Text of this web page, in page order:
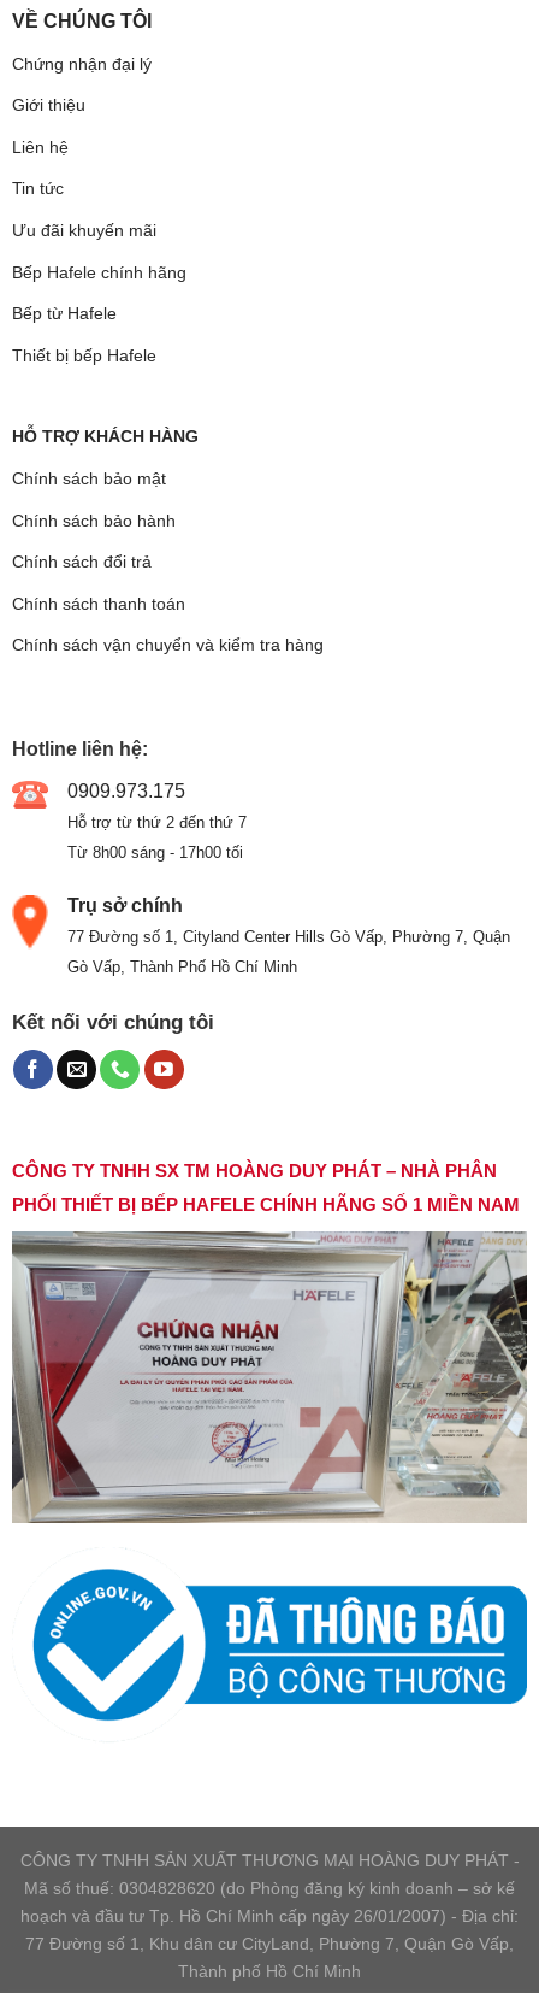
VỀ CHÚNG TÔI
Chứng nhận đại lý
Giới thiệu
Liên hệ
Tin tức
Ưu đãi khuyến mãi
Bếp Hafele chính hãng
Bếp từ Hafele
Thiết bị bếp Hafele
HỖ TRỢ KHÁCH HÀNG
Chính sách bảo mật
Chính sách bảo hành
Chính sách đổi trả
Chính sách thanh toán
Chính sách vận chuyển và kiểm tra hàng
Hotline liên hệ:
0909.973.175
Hỗ trợ từ thứ 2 đến thứ 7
Từ 8h00 sáng - 17h00 tối
Trụ sở chính
77 Đường số 1, Cityland Center Hills Gò Vấp, Phường 7, Quận
Gò Vấp, Thành Phố Hồ Chí Minh
Kết nối với chúng tôi
CÔNG TY TNHH SX TM HOÀNG DUY PHÁT – NHÀ PHÂN
PHỐI THIẾT BỊ BẾP HAFELE CHÍNH HÃNG SỐ 1 MIỀN NAM
CÔNG TY TNHH SẢN XUẤT THƯƠNG MẠI HOÀNG DUY PHÁT -
Mã số thuế: 0304828620 (do Phòng đăng ký kinh doanh – sở kế
hoạch và đầu tư Tp. Hồ Chí Minh cấp ngày 26/01/2007) - Địa chỉ:
77 Đường số 1, Khu dân cư CityLand, Phường 7, Quận Gò Vấp,
Thành phố Hồ Chí Minh